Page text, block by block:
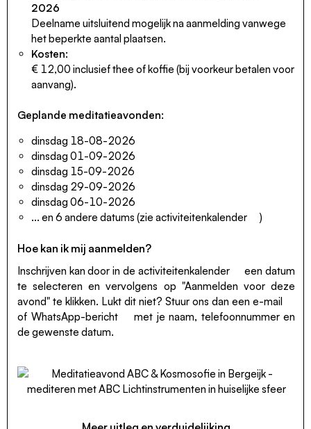
2026
Deelname uitsluitend mogelijk na aanmelding vanwege
het beperkte aantal plaatsen.
Kosten:
€ 12,00 inclusief thee of koffie (bij voorkeur betalen voor
aanvang).
Geplande meditatieavonden:
dinsdag 18-08-2026
dinsdag 01-09-2026
dinsdag 15-09-2026
dinsdag 29-09-2026
dinsdag 06-10-2026
... en 6 andere datums (zie activiteitenkalender )
Hoe kan ik mij aanmelden?
Inschrijven kan door in de activiteitenkalender
een datum
te selecteren en vervolgens op "Aanmelden voor deze
avond" te klikken. Lukt dit niet? Stuur ons dan een e-mail
of WhatsApp-bericht
met je naam, telefoonnummer en
de gewenste datum.